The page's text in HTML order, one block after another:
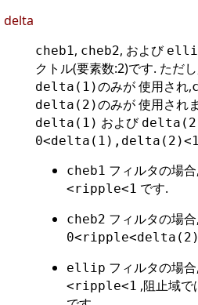
delta
cheb1, cheb2, および
クトル(要素数:2)です. ただ
delta(1)のみが 使用され,
delta(2)のみが 使用され
delta(1) および
0<delta(1),delta(2)<1
cheb1 フィルタの場
<ripple<1 です.
cheb2 フィルタの場
0<ripple<delta(2)
ellip フィルタの場
<ripple<1 ,阻止域で